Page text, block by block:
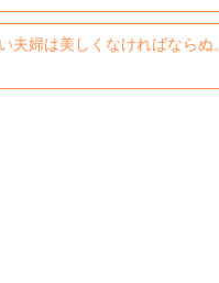
夫婦は美しくなければなら